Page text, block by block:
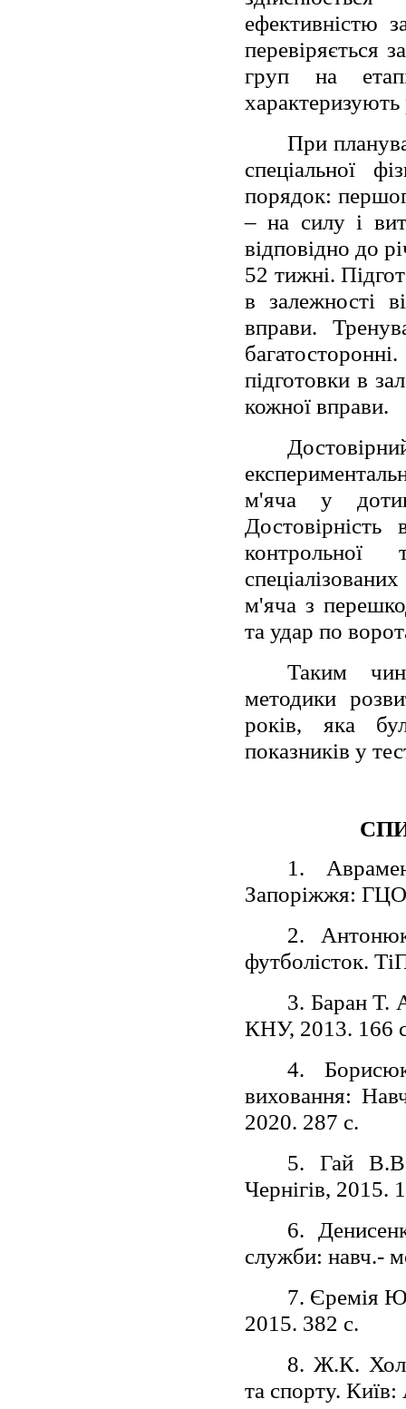
ефективністю
перевіряється
груп на
характеризують
При
спеціальної
порядок:
– на силу і
відповідно до
52 тижні.
в залежності
вправи.
підготовки в
кожної вправи.
м'яча у
Достовірність
м'яча з
та удар по
Таким
методики
років, яка
показників у
1.
Запоріжжя:
2.
футболісток.
3. Баран Т.
КНУ, 2013. 166
4.
виховання:
2020. 287 с.
5. Гай В.В.
Чернігів, 2015.
6.
служби: навч.-
7. Єремія
2015. 382 с.
8. Ж.К.
та спорту.